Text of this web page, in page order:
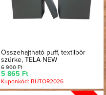
Összehajtható puff, textilbőr
szürke, TELA NEW
6 900 Ft
5 865 Ft
Kuponkód: BUTOR2026